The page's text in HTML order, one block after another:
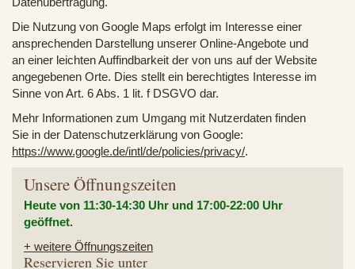
Die Nutzung von Google Maps erfolgt im Interesse einer
ansprechenden Darstellung unserer Online-Angebote und
an einer leichten Auffindbarkeit der von uns auf der Website
angegebenen Orte. Dies stellt ein berechtigtes Interesse im
Sinne von Art. 6 Abs. 1 lit. f DSGVO dar.
Mehr Informationen zum Umgang mit Nutzerdaten finden
Sie in der Datenschutzerklärung von Google:
https://www.google.de/intl/de/policies/privacy/.
Unsere Öffnungszeiten
Heute von 11:30-14:30 Uhr und 17:00-22:00 Uhr
geöffnet.
+ weitere Öffnungszeiten
Reservieren Sie unter